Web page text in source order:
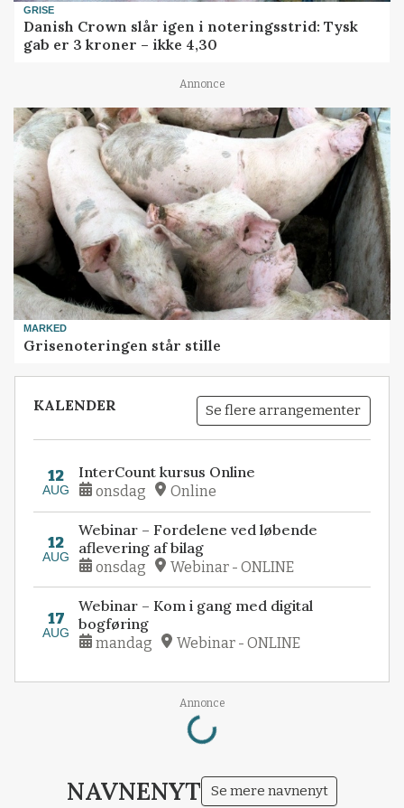
GRISE
Danish Crown slår igen i noteringsstrid: Tysk
gab er 3 kroner – ikke 4,30
Annonce
MARKED
Grisenoteringen står stille
KALENDER Se flere arrangementer
12
AUG
InterCount kursus Online
onsdag Online
12
AUG
Webinar – Fordelene ved løbende
aflevering af bilag
onsdag Webinar - ONLINE
17
AUG
Webinar – Kom i gang med digital
bogføring
mandag Webinar - ONLINE
Annonce
Loading...
NAVNENYT Se mere navnenyt